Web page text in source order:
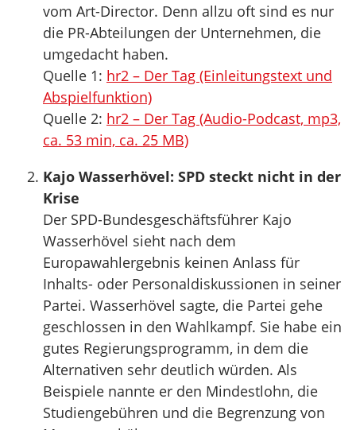
vom Art-Director. Denn allzu oft sind es nur
die PR-Abteilungen der Unternehmen, die
umgedacht haben.
Quelle 1: hr2 – Der Tag (Einleitungstext und
Abspielfunktion)
Quelle 2: hr2 – Der Tag (Audio-Podcast, mp3,
ca. 53 min, ca. 25 MB)
Kajo Wasserhövel: SPD steckt nicht in der
Krise
Der SPD-Bundesgeschäftsführer Kajo
Wasserhövel sieht nach dem
Europawahlergebnis keinen Anlass für
Inhalts- oder Personaldiskussionen in seiner
Partei. Wasserhövel sagte, die Partei gehe
geschlossen in den Wahlkampf. Sie habe ein
gutes Regierungsprogramm, in dem die
Alternativen sehr deutlich würden. Als
Beispiele nannte er den Mindestlohn, die
Studiengebühren und die Begrenzung von